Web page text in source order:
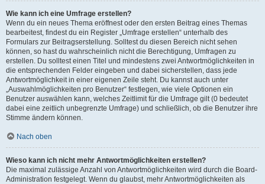
Wie kann ich eine Umfrage erstellen?
Wenn du ein neues Thema eröffnest oder den ersten Beitrag eines Themas
bearbeitest, findest du ein Register „Umfrage erstellen“ unterhalb des
Formulars zur Beitragserstellung. Solltest du diesen Bereich nicht sehen
können, so hast du wahrscheinlich nicht die Berechtigung, Umfragen zu
erstellen. Du solltest einen Titel und mindestens zwei Antwortmöglichkeiten in
die entsprechenden Felder eingeben und dabei sicherstellen, dass jede
Antwortmöglichkeit in einer eigenen Zeile steht. Du kannst auch unter
„Auswahlmöglichkeiten pro Benutzer“ festlegen, wie viele Optionen ein
Benutzer auswählen kann, welches Zeitlimit für die Umfrage gilt (0 bedeutet
dabei eine zeitlich unbegrenzte Umfrage) und schließlich, ob die Benutzer ihre
Stimme ändern können.
Nach oben
Wieso kann ich nicht mehr Antwortmöglichkeiten erstellen?
Die maximal zulässige Anzahl von Antwortmöglichkeiten wird durch die Board-
Administration festgelegt. Wenn du glaubst, mehr Antwortmöglichkeiten als